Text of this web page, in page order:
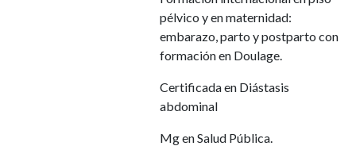
pélvico y en maternidad:
embarazo, parto y postparto con
formación en Doulage.
Certificada en Diástasis
abdominal
Mg en Salud Pública.